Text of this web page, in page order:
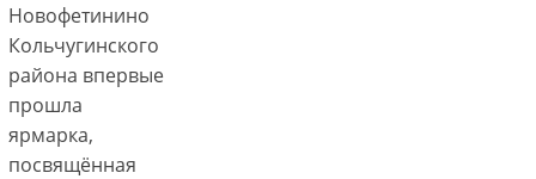
Новофетинино
Кольчугинского
района впервые
прошла
ярмарка,
посвящённая